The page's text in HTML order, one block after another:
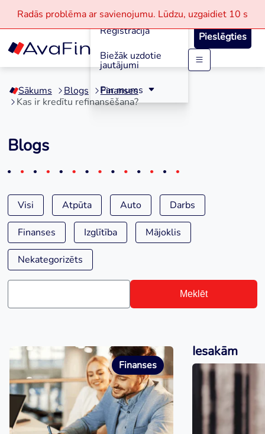
Skip
content
Radās problēma ar savienojumu. Lūdzu, uzgaidiet 10 s
Reģistrācija
Biežāk uzdotie
jautājumi
Par mums
Pieslēgties
Sākums Blogs
Finanses
Kas ir kredītu refinansēšana?
Blogs
Visi Atpūta Auto Darbs
Finanses Izglītība Mājoklis
Nekategorizēts
Meklēt
Finanses
Iesakām